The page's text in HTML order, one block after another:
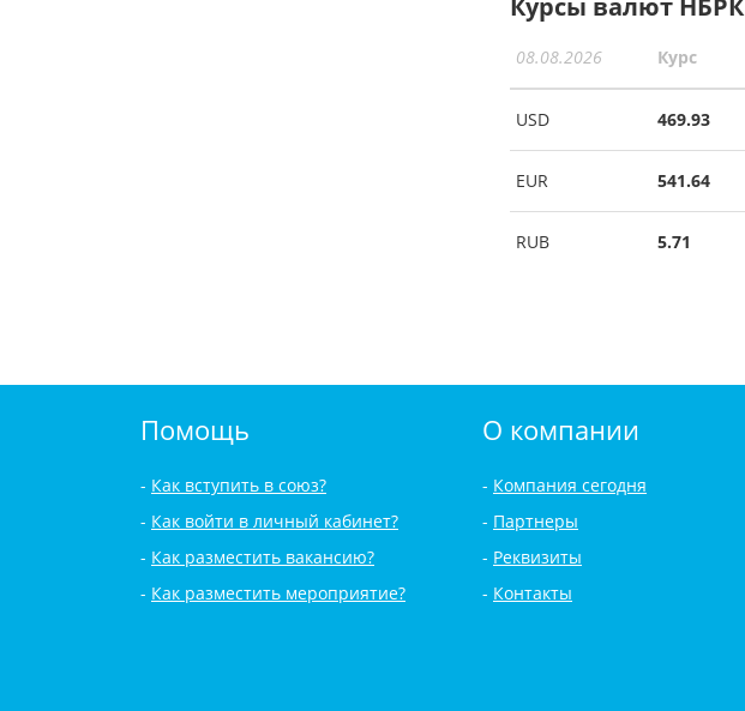
Курсы валют НБРК
08.08.2026 Курс
USD 469.93
EUR 541.64
RUB 5.71
Помощь
Как вступить в союз?
Как войти в личный кабинет?
Как разместить вакансию?
Как разместить мероприятие?
О компании
Компания сегодня
Партнеры
Реквизиты
Контакты